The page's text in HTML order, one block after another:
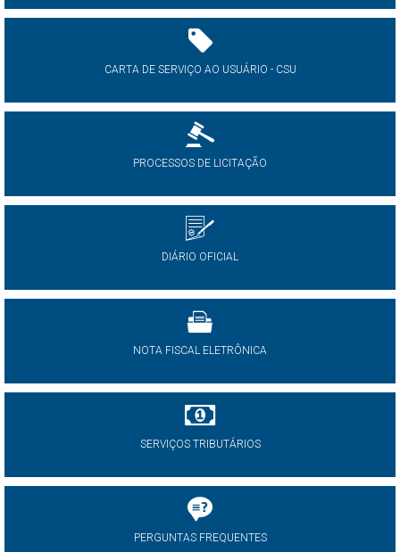
CARTA DE SERVIÇO AO USUÁRIO - CSU
PROCESSOS DE LICITAÇÃO
DIÁRIO OFICIAL
NOTA FISCAL ELETRÔNICA
SERVIÇOS TRIBUTÁRIOS
PERGUNTAS FREQUENTES